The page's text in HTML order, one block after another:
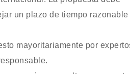
un plazo de tiempo razonable
mayoritariamente por